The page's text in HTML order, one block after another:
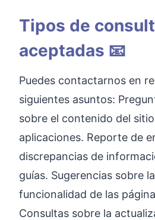
Tipos de
aceptadas 📧
Puedes contactarnos en
siguientes asuntos:
sobre el contenido del
aplicaciones. Reporte de
discrepancias de
guías. Sugerencias sobre
funcionalidad de las
Consultas sobre la